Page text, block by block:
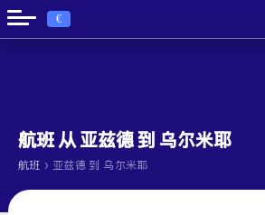
€
航班 从 亚兹德 到 乌尔米耶
航班 › 亚兹德 到 乌尔米耶